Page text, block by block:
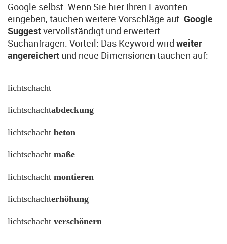
Google selbst. Wenn Sie hier Ihren Favoriten
eingeben, tauchen weitere Vorschläge auf. Google
Suggestvervollständigt und erweitert
Suchanfragen. Vorteil: Das Keyword wird weiter
angereichert und neue Dimensionen tauchen auf:
lichtschacht
lichtschachtabdeckung
lichtschacht beton
lichtschacht maße
lichtschacht montieren
lichtschachterhöhung
lichtschacht verschönern